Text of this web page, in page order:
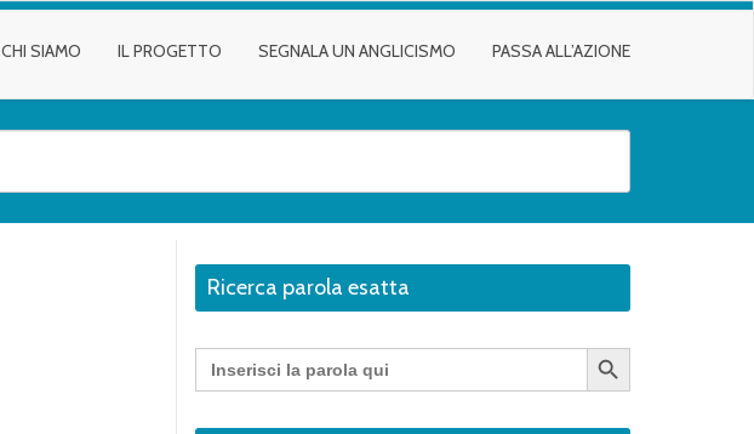
CHI SIAMO IL PROGETTO SEGNALA UN ANGLICISMO PASSA ALL’AZIONE
Ricerca parola esatta
Search
for:
Search Button